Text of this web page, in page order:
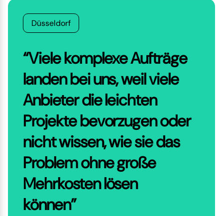
Düsseldorf
“Viele komplexe Aufträge
landen bei uns, weil viele
Anbieter die leichten
Projekte bevorzugen oder
nicht wissen, wie sie das
Problem ohne große
Mehrkosten lösen
können”